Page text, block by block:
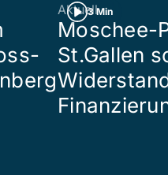
3 Min
Aktuell
Moschee-
St.Gallen